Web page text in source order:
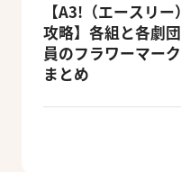
【A3!（エースリー）
攻略】各組と各劇団
員のフラワーマーク
まとめ